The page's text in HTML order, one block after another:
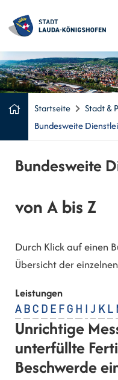
Startseite Stadt &
Bundesweite
Bundesweite
von A bis Z
Durch Klick auf einen
Übersicht der
Leistungen
A B C D E F G H J K L
Unrichtige
unterfüllte
Beschwerde